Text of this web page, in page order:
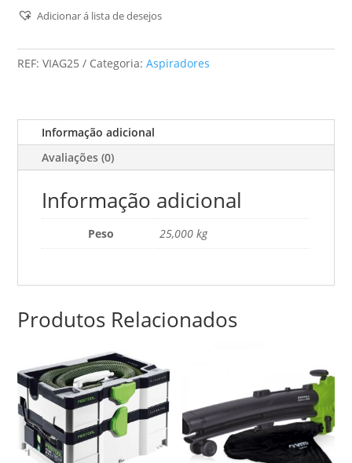
-
P/Gesso
-
1200W
Adicionar á lista de desejos
REF:VIAG25 Categoria:Aspiradores
Informação adicional
Avaliações (0)
Informação adicional
Peso 25,000 kg
Produtos Relacionados